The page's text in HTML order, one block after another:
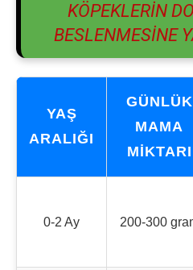
KÖPEKLERIN
BESLENMESINE
YAŞ
ARALIĞI
GÜNLÜK
MAMA
MIKTARI
0-2 Ay 200-300